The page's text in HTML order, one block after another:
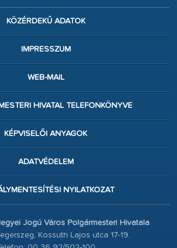
KÖZÉRDEKŰ ADATOK
IMPRESSZUM
WEB-MAIL
HIVATAL TELEFONKÖNYVE
KÉPVISELŐI ANYAGOK
ADATVÉDELEM
NYILATKOZAT
Jogú Város Polgármesteri Hivatala
Kossuth Lajos utca 17-19.